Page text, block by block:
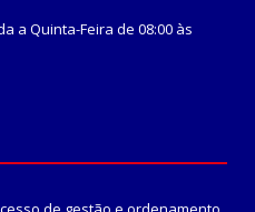
a Quinta-Feira de 08:00 às